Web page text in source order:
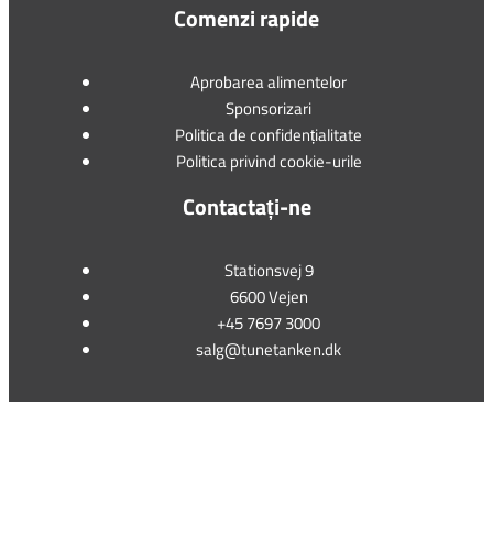
Comenzi rapide
Aprobarea alimentelor
Sponsorizari
Politica de confidențialitate
Politica privind cookie-urile
Contactați-ne
Stationsvej 9
6600 Vejen
+45 7697 3000
salg@tunetanken.dk